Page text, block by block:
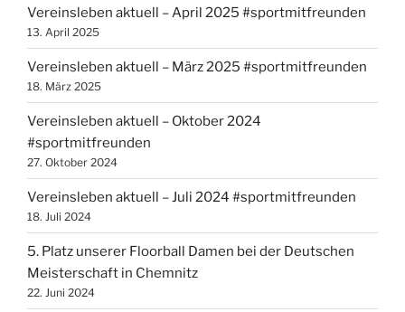
Vereinsleben aktuell – April 2025 #sportmitfreunden
13. April 2025
Vereinsleben aktuell – März 2025 #sportmitfreunden
18. März 2025
Vereinsleben aktuell – Oktober 2024
#sportmitfreunden
27. Oktober 2024
Vereinsleben aktuell – Juli 2024 #sportmitfreunden
18. Juli 2024
5. Platz unserer Floorball Damen bei der Deutschen
Meisterschaft in Chemnitz
22. Juni 2024